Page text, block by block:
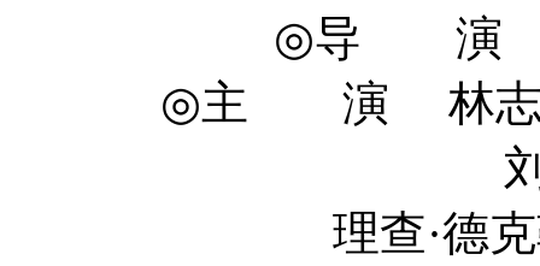
◎导 演 李
◎主 演 林志玲
刘烨
理查·德克勒克